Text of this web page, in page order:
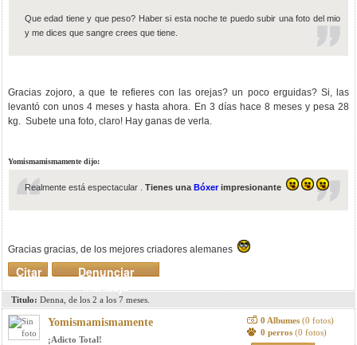
Que edad tiene y que peso? Haber si esta noche te puedo subir una foto del mio
y me dices que sangre crees que tiene.
Gracias zojoro, a que te refieres con las orejas? un poco erguidas? Si, las
levantó con unos 4 meses y hasta ahora. En 3 días hace 8 meses y pesa 28
kg. Subete una foto, claro! Hay ganas de verla.
Yomismamismamente dijo:
Realmente está espectacular . Tienes una Bóxerimpresionante
Gracias gracias, de los mejores criadores alemanes
Denunciar
mensaje
Citar
Titulo: Denna, de los 2 a los 7 meses.
Yomismamismamente
¡Adicto Total!
0 Albumes (0 fotos)
0 perros (0 fotos)